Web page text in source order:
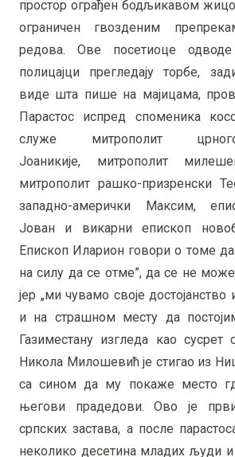
простор ограђен бодљикавом
ограничен гвозденим
редова. Ове посетиоце
полицајци прегледају торбе,
виде шта пише на мајицама,
Парастос испред споменика
служе митрополит
Јоаникије, митрополит
митрополит рашко-призренски
западно-амерички Максим,
Јован и викарни епископ
Епископ Иларион говори о томе
на силу да се отме”, да се не
јер „ми чувамо своје
и на страшном месту да
Газиместану изгледа као сусрет
Никола Милошевић је стигао из
са сином да му покаже место
његови прадедови. Ово је
српских застава, а после
неколико десетина младих људи и